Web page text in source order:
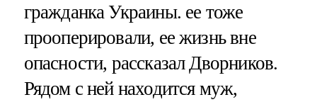
гражданка Украины. ее тоже
прооперировали, ее жизнь вне
опасности, рассказал Дворников.
Рядом с ней находится муж,